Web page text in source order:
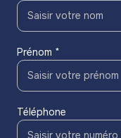
Prénom *
Téléphone